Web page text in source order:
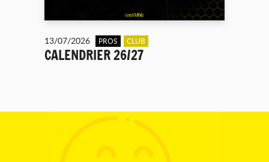
13/07/2026 PROS CLUB
CALENDRIER 26/27